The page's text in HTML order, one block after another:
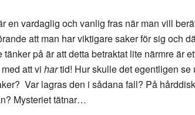
en vardaglig och vanlig fras när man vill
att man har viktigare saker för sig och
tänker på är att detta betraktat lite närmre är
att vi hartid! Hur skulle det egentligen se
Var lagras den i sådana fall? På
Mysteriet tätnar…